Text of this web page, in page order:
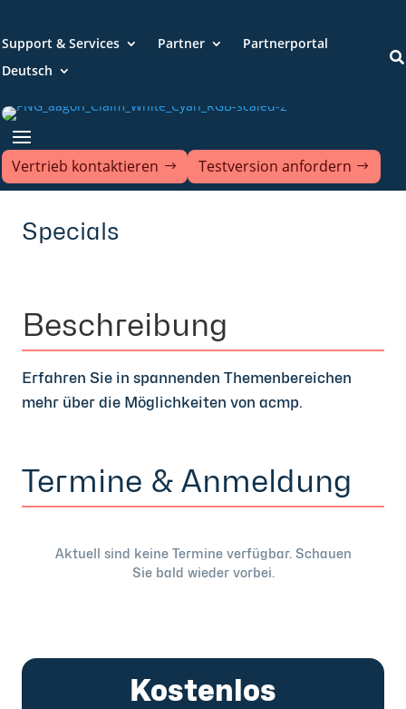
Support & Services Partner
Partnerportal
Deutsch

Vertrieb kontaktieren Testversion anfordern
Specials
Beschreibung
Erfahren Sie in spannenden Themenbereichen
mehr über die Möglichkeiten von acmp.
Termine & Anmeldung
Aktuell sind keine Termine verfügbar. Schauen
Sie bald wieder vorbei.
Kostenlos